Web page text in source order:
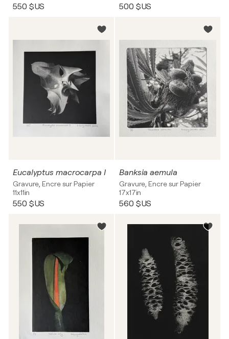
550 $US 500 $US
Eucalyptus macrocarpa I
Gravure, Encre sur Papier
11x11in
550 $US
Banksia aemula
Gravure, Encre sur Papier
17x17in
560 $US